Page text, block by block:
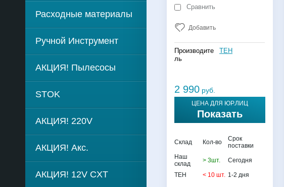
Расходные материалы
Ручной Инструмент
АКЦИЯ! Пылесосы
STOK
АКЦИЯ! 220V
АКЦИЯ! Акс.
АКЦИЯ! 12V CXT
Сравнить
Добавить
Производите
ль
TEH
2 990 руб.
ЦЕНА ДЛЯ ЮР.ЛИЦ
Показать
Склад Кол-во
Срок
поставки
Наш
склад
> 3шт. Сегодня
TEH < 10 шт. 1-2 дня